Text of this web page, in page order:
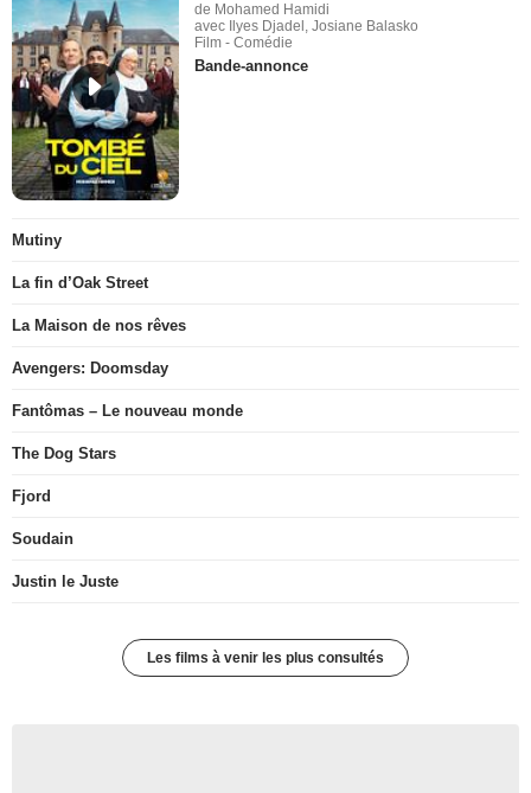
de Mohamed Hamidi
avec Ilyes Djadel, Josiane Balasko
Film - Comédie
Bande-annonce
Mutiny
La fin d’Oak Street
La Maison de nos rêves
Avengers: Doomsday
Fantômas – Le nouveau monde
The Dog Stars
Fjord
Soudain
Justin le Juste
Les films à venir les plus consultés